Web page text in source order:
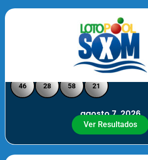
Loto Pool SXM - Medio
46 28 58 21
agosto 7, 2026
Ver Resultados